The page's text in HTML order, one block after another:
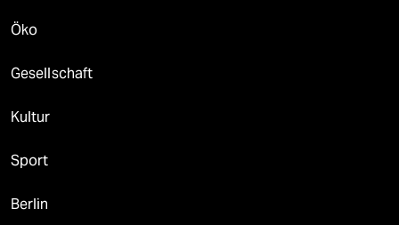
Öko
Gesellschaft
Kultur
Sport
Berlin